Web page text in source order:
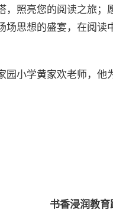
，照亮您的阅读之旅
场思想的盛宴，在阅
园小学黄家欢老师，他
书香浸润教育